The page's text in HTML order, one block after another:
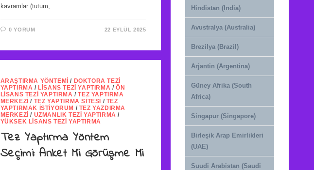
kavramlar (tutum,…
0 YORUM 22 EYLÜL 2025
ARAŞTIRMA YÖNTEMI / DOKTORA TEZI
YAPTIRMA / LISANS TEZI YAPTIRMA /ÖN
LISANS TEZI YAPTIRMA /TEZ YAPTIRMA
MERKEZI / TEZ YAPTIRMA SITESI / TEZ
YAPTIRMAK İSTIYORUM / TEZ YAZDIRMA
MERKEZI / UZMANLIK TEZI YAPTIRMA /
YÜKSEK LISANS TEZI YAPTIRMA
Tez Yaptırma Yöntem
Seçimi: Anket Mi Görüşme Mi
Hindistan (India)
Avustralya (Australia)
Brezilya (Brazil)
Arjantin (Argentina)
Güney Afrika (South
Africa)
Singapur (Singapore)
Birleşik Arap Emirlikleri
(UAE)
Suudi Arabistan (Saudi